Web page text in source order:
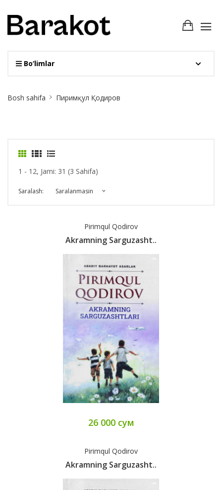
Bo‘limlar
Breadcrumb
Bosh sahifa Пиримқул Қодиров
1 - 12, Jami: 31 (3 Sahifa)
Saralash: Saralanmasin
Pirimqul Qodirov
Akramning Sarguzasht..
26 000 сум
Pirimqul Qodirov
Akramning Sarguzasht..